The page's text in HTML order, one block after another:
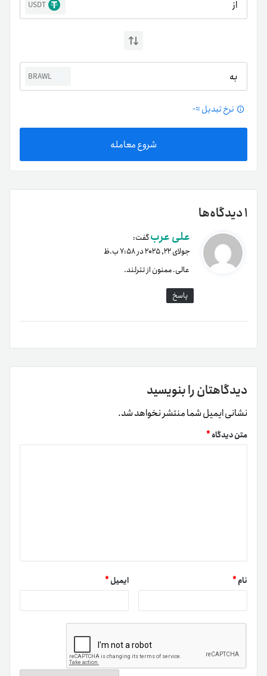
از USDT
به BRAWL
نرخ تبدیل ≈-
شروع معامله
1 دیدگاه‌ها
علی عربگفت:
جولای 22, 2025 در 7:58 ب.ظ
عالی. ممنون از تترلند.
پاسخ
دیدگاهتان را بنویسید
نشانی ایمیل شما منتشر نخواهد شد.
متن دیدگاه*
نام* ایمیل*